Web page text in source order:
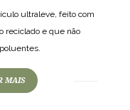
ultraleve, feito com
reciclado e que não
MAIS